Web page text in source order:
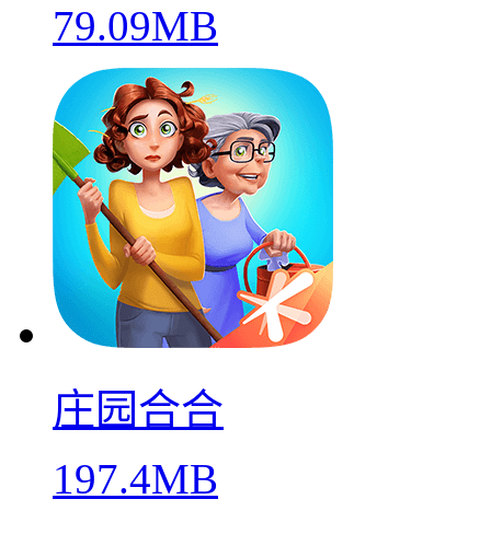
79.09MB
庄园合合
197.4MB